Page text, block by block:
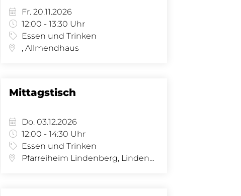
Fr. 20.11.2026
12:00 - 13:30 Uhr
Essen und Trinken
, Allmendhaus
Mittagstisch
Do. 03.12.2026
12:00 - 14:30 Uhr
Essen und Trinken
Pfarreiheim Lindenberg, Lindenberg 8 - Saal, Lindenberg 8, 4058 Basel